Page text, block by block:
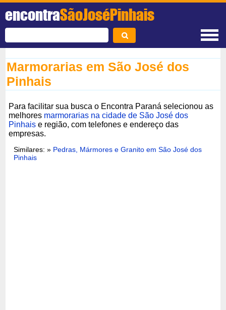
encontraSãoJoséPinhais
Marmorarias em São José dos
Pinhais
Para facilitar sua busca o Encontra Paraná selecionou as
melhores marmorarias na cidade de São José dos
Pinhais e região, com telefones e endereço das
empresas.
Similares: » Pedras, Mármores e Granito em São José dos
Pinhais